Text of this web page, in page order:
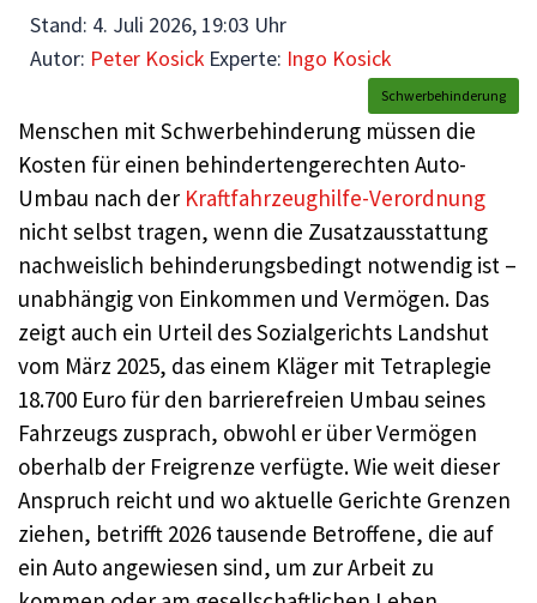
Stand: 4. Juli 2026, 19:03 Uhr
Autor: Peter Kosick Experte: Ingo Kosick
Schwerbehinderung
Menschen mit Schwerbehinderung müssen die
Kosten für einen behindertengerechten Auto-
Umbau nach der Kraftfahrzeughilfe-Verordnung
nicht selbst tragen, wenn die Zusatzausstattung
nachweislich behinderungsbedingt notwendig ist –
unabhängig von Einkommen und Vermögen. Das
zeigt auch ein Urteil des Sozialgerichts Landshut
vom März 2025, das einem Kläger mit Tetraplegie
18.700 Euro für den barrierefreien Umbau seines
Fahrzeugs zusprach, obwohl er über Vermögen
oberhalb der Freigrenze verfügte. Wie weit dieser
Anspruch reicht und wo aktuelle Gerichte Grenzen
ziehen, betrifft 2026 tausende Betroffene, die auf
ein Auto angewiesen sind, um zur Arbeit zu